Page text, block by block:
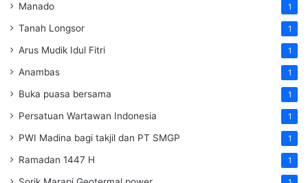
Manado 1
Tanah Longsor 1
Arus Mudik Idul Fitri 1
Anambas 1
Buka puasa bersama 1
Persatuan Wartawan Indonesia 1
PWI Madina bagi takjil dan PT SMGP 1
Ramadan 1447 H 1